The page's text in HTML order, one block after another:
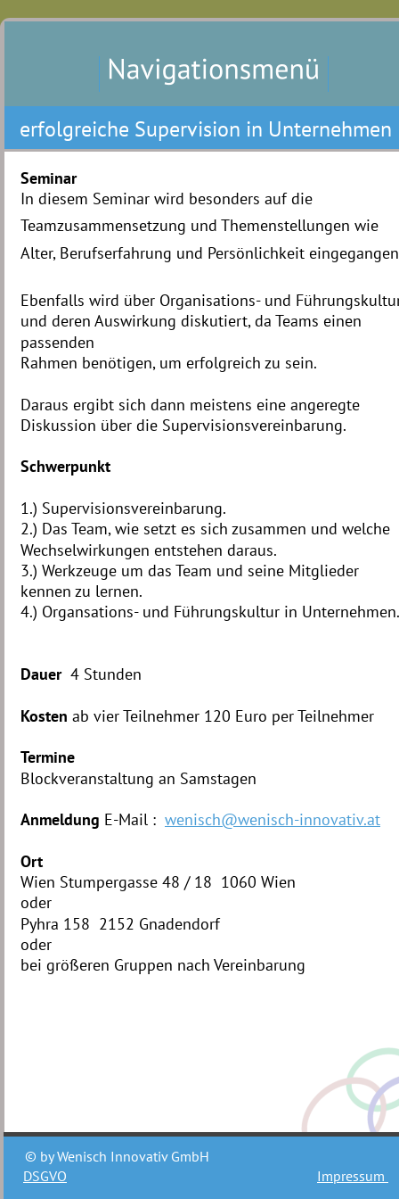
© by Wenisch Innovativ GmbH
erfolgreiche Supervision in Unternehmen
DSGVO Impressum
Seminar
In diesem Seminar wird besonders auf die
Teamzusammensetzung und Themenstellungen wie
Alter, Berufserfahrung und Persönlichkeit
Ebenfalls wird über Organisations- und
und deren Auswirkung diskutiert, da Teams einen
passenden
Rahmen benötigen, um erfolgreich zu sein.
Daraus ergibt sich dann meistens eine angeregte
Diskussion über die Supervisionsvereinbarung.
Schwerpunkt
1.) Supervisionsvereinbarung.
2.) Das Team, wie setzt es sich zusammen und welche
Wechselwirkungen entstehen daraus.
3.) Werkzeuge um das Team und seine Mitglieder
kennen zu lernen.
4.) Organsations- und Führungskultur in Unternehmen.
Dauer 4 Stunden
Kosten ab vier Teilnehmer 120 Euro per Teilnehmer
Termine
Blockveranstaltung an Samstagen
Anmeldung E-Mail : wenisch@wenisch-innovativ.at
Ort
Wien Stumpergasse 48 / 18  1060 Wien
oder
Pyhra 158  2152 Gnadendorf
oder
bei größeren Gruppen nach Vereinbarung